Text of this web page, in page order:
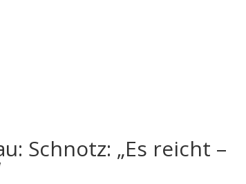
Schnotz: „Es reicht –